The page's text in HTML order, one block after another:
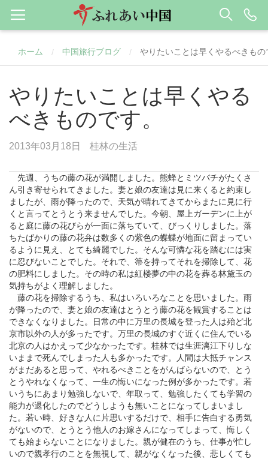
ホーム / 中国旅行ブログ / やりたいことは早くやるべきもの
やりたいことは早くやる
べきものです。
2013年03月18日 桂林の生活
先週、うちの藤の花が満開しました。熊蜂とミツバチがたくさ
ん引き寄せられてきました。妻と娘の友達は見に来くると約束し
ましたが、雨が降ったので、天気が晴れてきてからまたに見に行
くと言ってとうとう来ませんでした。今朝、屋上ガーデンに上が
ると庭に藤の花びらが一面に落ちていて、びっくりしました。落
ちたばかりの藤の花弁は数多くの紫色の蝶蝶が地面に留まってい
るように見え、とても綺麗でした。そんな可憐な花を踏むには実
に忍びないことでした。それで、箒を持ってそれを掃除して、花
の肥料にしました。その時の私は紅楼夢の中の花を葬る林黛玉の
気持ちがよく理解しました。
藤の花を掃除するうち、私はいろいろなことを思いました。雨
が降ったので、妻と娘の友達はとうとう藤の花を観賞することは
できなくなりました。日常の中に万里の長城を登った人は殆ど北
京市以外の人が多ったです。万里の長城のすぐ近くに住んでいる
北京の人はかえって少なかったです。桂林では生涯漓江下りしな
いままで死んでしまった人も多かったです。人間は大抵チャンス
がまだあると思って、やれるべきことをがんばらないので、とう
とうやれなくなって、一生の悔いになった例が多かったです。若
いうちにあまり勉強しないで、年取って、勉強したくても学習の
能力が退化したのでどうしようも無いことになってしまいまし
た。若い時、好きな人に片思いするだけで、相手に告白する勇気
がないので、とうとう他人のお嫁さんになってしまって、悔しく
ても始まらないことになりました。親が健在のうち、仕事が忙し
いので親孝行のことを無視して、親がなくなった後、悲しくても